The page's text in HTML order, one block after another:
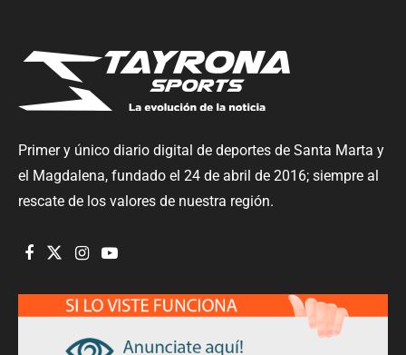
Primer y único diario digital de deportes de Santa Marta y
el Magdalena, fundado el 24 de abril de 2016; siempre al
rescate de los valores de nuestra región.